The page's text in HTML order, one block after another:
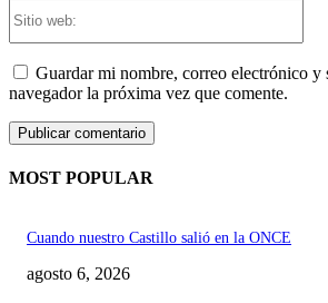
Guardar mi nombre, correo electrónico y
navegador la próxima vez que comente.
MOST POPULAR
Cuando nuestro Castillo salió en la ONCE
agosto 6, 2026